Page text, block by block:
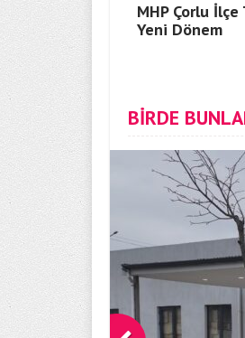
MHP Çorlu
Yeni Dönem
BİRDE